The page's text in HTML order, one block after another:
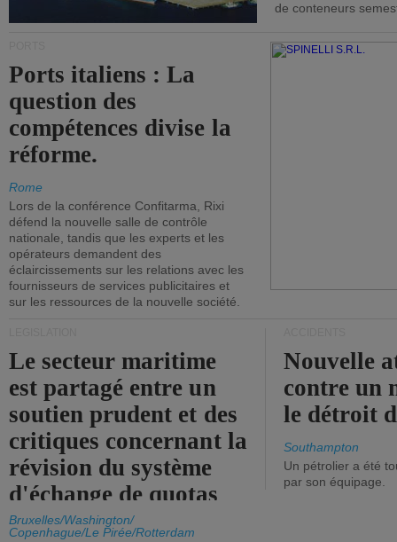
de conteneurs
Ports italiens : La
question des
compétences divise la
réforme.
Rome
Lors de la conférence Confitarma, Rixi
défend la nouvelle salle de contrôle
nationale, tandis que les experts et les
opérateurs demandent des
éclaircissements sur les relations avec les
fournisseurs de services publicitaires et
sur les ressources de la nouvelle société.
Le secteur maritime
est partagé entre un
soutien prudent et des
critiques concernant la
révision du système
d'échange de quotas
d'émission de l'UE.
Bruxelles/Washington/
Copenhague/Le Pirée/Rotterdam
Nouvelle
contre un
le détroit
Southampton
Un pétrolier a été
par son équipage.